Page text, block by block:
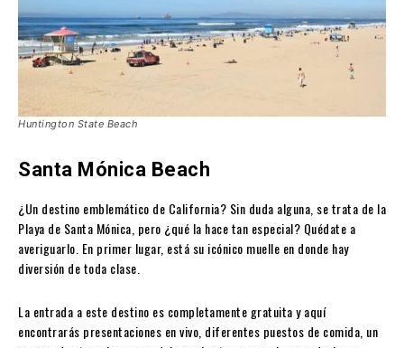
Huntington State Beach
Santa Mónica Beach
¿Un destino emblemático de California? Sin duda alguna, se trata de la
Playa de Santa Mónica, pero ¿qué la hace tan especial? Quédate a
averiguarlo. En primer lugar, está su icónico muelle en donde hay
diversión de toda clase.
La entrada a este destino es completamente gratuita y aquí
encontrarás presentaciones en vivo, diferentes puestos de comida, un